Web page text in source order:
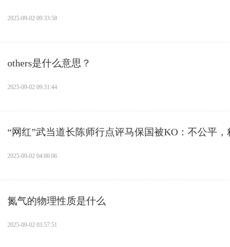
2025-09-02 09:33:58
​others是什么意思？
2025-09-02 09:31:44
​“网红”武当道长陈师行点评马保国被KO：不公平
2025-09-02 04:00:06
​氮气的物理性质是什么
2025-09-02 03:57:51